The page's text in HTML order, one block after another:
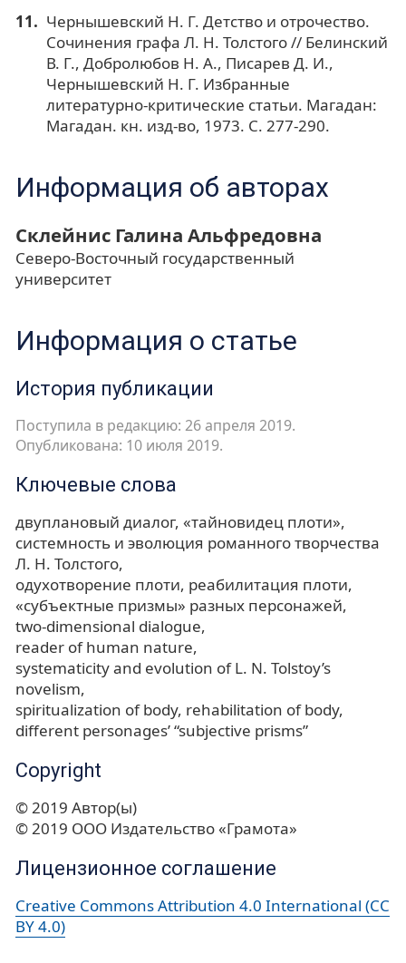
Чернышевский Н. Г. Детство и отрочество.
Сочинения графа Л. Н. Толстого // Белинский
В. Г., Добролюбов Н. А., Писарев Д. И.,
Чернышевский Н. Г. Избранные
литературно-критические статьи. Магадан:
Магадан. кн. изд-во, 1973. С. 277-290.
Информация об авторах
Склейнис Галина Альфредовна
Северо-Восточный государственный
университет
Информация о статье
История публикации
Поступила в редакцию: 26 апреля 2019.
Опубликована: 10 июля 2019.
Ключевые слова
двуплановый диалог «тайновидец плоти»
системность и эволюция романного творчества
Л. Н. Толстого
одухотворение плоти реабилитация плоти
«субъектные призмы» разных персонажей
two-dimensional dialogue
reader of human nature
systematicity and evolution of L. N. Tolstoy’s
novelism
spiritualization of body rehabilitation of body
different personages’ “subjective prisms”
Copyright
© 2019 Автор(ы)
© 2019 ООО Издательство «Грамота»
Лицензионное соглашение
Creative Commons Attribution 4.0 International (CC
BY 4.0)